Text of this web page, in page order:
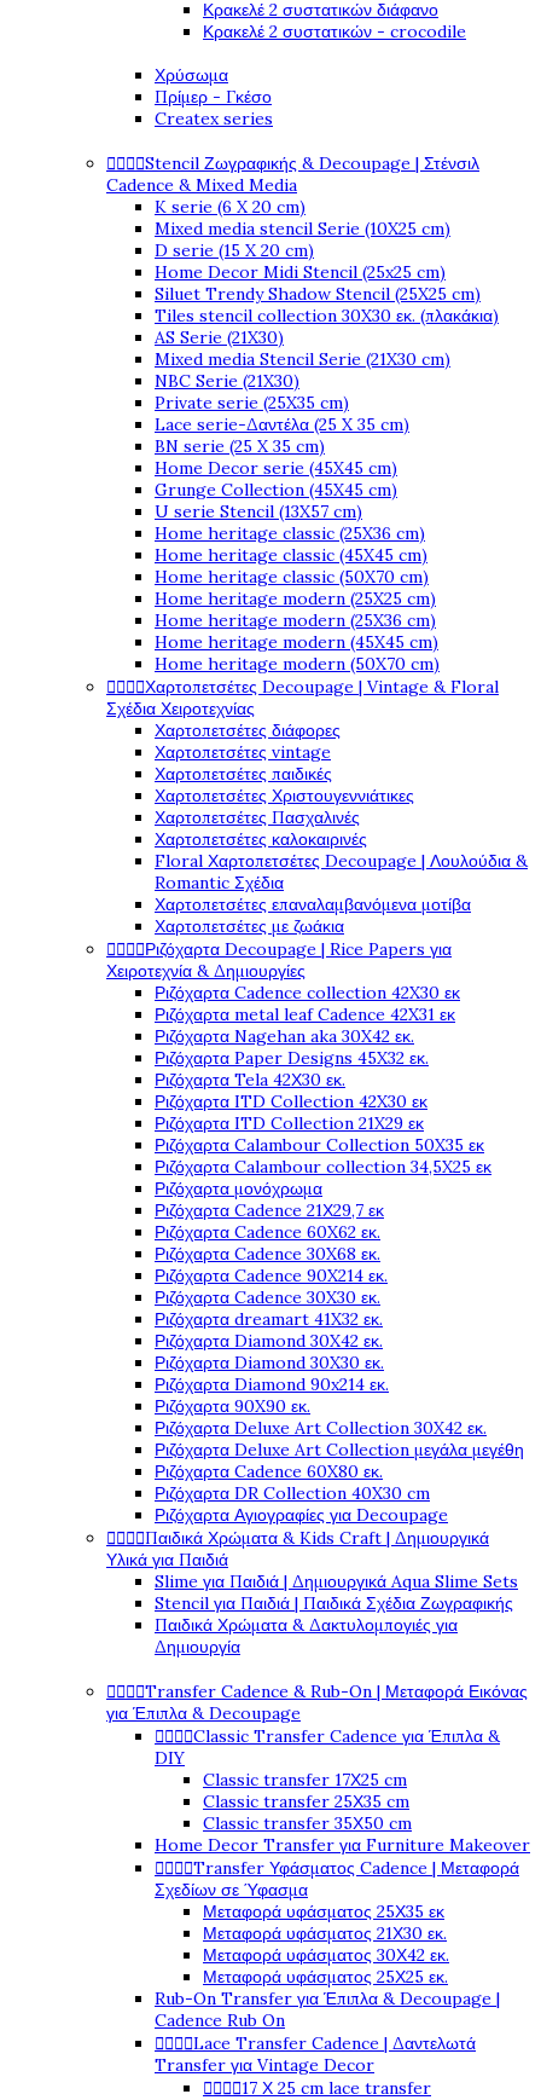
Κρακελέ 2 συστατικών διάφανο
Κρακελέ 2 συστατικών - crocodile
Χρύσωμα
Πρίμερ - Γκέσο
Createx series
Stencil Ζωγραφικής & Decoupage | Στένσιλ
Cadence & Mixed Media
K serie (6 X 20 cm)
Mixed media stencil Serie (10X25 cm)
D serie (15 X 20 cm)
Home Decor Midi Stencil (25x25 cm)
Siluet Trendy Shadow Stencil (25X25 cm)
Tiles stencil collection 30X30 εκ. (πλακάκια)
AS Serie (21X30)
Mixed media Stencil Serie (21X30 cm)
NBC Serie (21X30)
Private serie (25X35 cm)
Lace serie-Δαντέλα (25 X 35 cm)
BN serie (25 X 35 cm)
Home Decor serie (45X45 cm)
Grunge Collection (45X45 cm)
U serie Stencil (13X57 cm)
Home heritage classic (25X36 cm)
Home heritage classic (45X45 cm)
Home heritage classic (50X70 cm)
Home heritage modern (25X25 cm)
Home heritage modern (25X36 cm)
Home heritage modern (45X45 cm)
Home heritage modern (50X70 cm)
Χαρτοπετσέτες Decoupage | Vintage & Floral
Σχέδια Χειροτεχνίας
Χαρτοπετσέτες διάφορες
Χαρτοπετσέτες vintage
Χαρτοπετσέτες παιδικές
Χαρτοπετσέτες Χριστουγεννιάτικες
Χαρτοπετσέτες Πασχαλινές
Χαρτοπετσέτες καλοκαιρινές
Floral Χαρτοπετσέτες Decoupage | Λουλούδια &
Romantic Σχέδια
Χαρτοπετσέτες επαναλαμβανόμενα μοτίβα
Χαρτοπετσέτες με ζωάκια
Ριζόχαρτα Decoupage | Rice Papers για
Χειροτεχνία & Δημιουργίες
Ριζόχαρτα Cadence collection 42X30 εκ
Ριζόχαρτα metal leaf Cadence 42X31 εκ
Ριζόχαρτα Nagehan aka 30X42 εκ.
Ριζόχαρτα Paper Designs 45X32 εκ.
Ριζόχαρτα Tela 42Χ30 εκ.
Ριζόχαρτα ITD Collection 42X30 εκ
Ριζόχαρτα ITD Collection 21X29 εκ
Ριζόχαρτα Calambour Collection 50X35 εκ
Ριζόχαρτα Calambour collection 34,5X25 εκ
Ριζόχαρτα μονόχρωμα
Ριζόχαρτα Cadence 21Χ29,7 εκ
Ριζόχαρτα Cadence 60X62 εκ.
Ριζόχαρτα Cadence 30X68 εκ.
Ριζόχαρτα Cadence 90X214 εκ.
Ριζόχαρτα Cadence 30X30 εκ.
Ριζόχαρτα dreamart 41X32 εκ.
Ριζόχαρτα Diamond 30X42 εκ.
Ριζόχαρτα Diamond 30X30 εκ.
Ριζόχαρτα Diamond 90x214 εκ.
Ριζόχαρτα 90X90 εκ.
Ριζόχαρτα Deluxe Art Collection 30X42 εκ.
Ριζόχαρτα Deluxe Art Collection μεγάλα μεγέθη
Ριζόχαρτα Cadence 60X80 εκ.
Ριζόχαρτα DR Collection 40X30 cm
Ριζόχαρτα Αγιογραφίες για Decoupage
Παιδικά Χρώματα & Kids Craft | Δημιουργικά
Υλικά για Παιδιά
Slime για Παιδιά | Δημιουργικά Aqua Slime Sets
Stencil για Παιδιά | Παιδικά Σχέδια Ζωγραφικής
Παιδικά Χρώματα & Δακτυλομπογιές για
Δημιουργία
Transfer Cadence & Rub-On | Μεταφορά Εικόνας
για Έπιπλα & Decoupage
Classic Transfer Cadence για Έπιπλα &
DIY
Classic transfer 17Χ25 cm
Classic transfer 25Χ35 cm
Classic transfer 35Χ50 cm
Home Decor Transfer για Furniture Makeover
Transfer Υφάσματος Cadence | Μεταφορά
Σχεδίων σε Ύφασμα
Μεταφορά υφάσματος 25Χ35 εκ
Μεταφορά υφάσματος 21Χ30 εκ.
Μεταφορά υφάσματος 30Χ42 εκ.
Μεταφορά υφάσματος 25Χ25 εκ.
Rub-On Transfer για Έπιπλα & Decoupage |
Cadence Rub On
Lace Transfer Cadence | Δαντελωτά
Transfer για Vintage Decor
17 Χ 25 cm lace transfer